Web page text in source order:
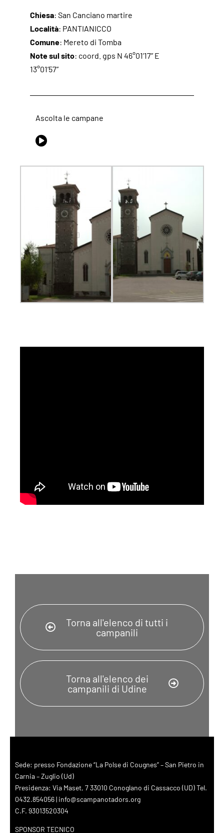
Chiesa: San Canciano martire
Località: PANTIANICCO
Comune: Mereto di Tomba
Note sul sito: coord. gps N 46°01’17” E
13°01’57”
Ascolta le campane
Torna all'elenco di tutti i
campanili
Torna all'elenco dei
campanili di Udine
Sede: presso Fondazione “La Polse di Cougnes” – San Pietro in
Carnia – Zuglio (Ud)
Presidenza: Via Maset, 7 33010 Conoglano di Cassacco (UD) Tel.
0432.854056 | info@scampanotadors.org
C.F. 93013520304
SPONSOR TECNICO